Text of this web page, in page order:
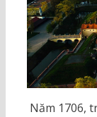
Năm 1706,